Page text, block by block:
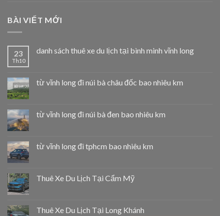
BÀI VIẾT MỚI
23
Th10
danh sách thuê xe du lịch tại bình minh vĩnh long
từ vĩnh long đi núi bà châu đốc bao nhiêu km
từ vĩnh long đi núi bà đen bao nhiêu km
từ vĩnh long đi tphcm bao nhiêu km
Thuê Xe Du Lịch Tại Cẩm Mỹ
Thuê Xe Du Lịch Tại Long Khánh